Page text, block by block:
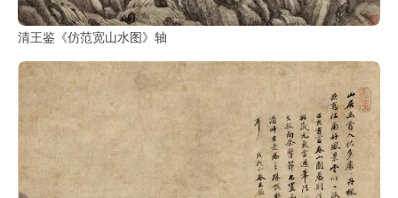
清王鉴《仿范宽山水图》轴
书
法